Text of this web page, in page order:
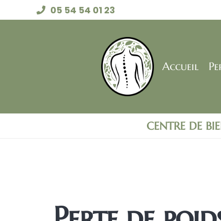
05 54 54 01 23
Accueil
CENTRE DE